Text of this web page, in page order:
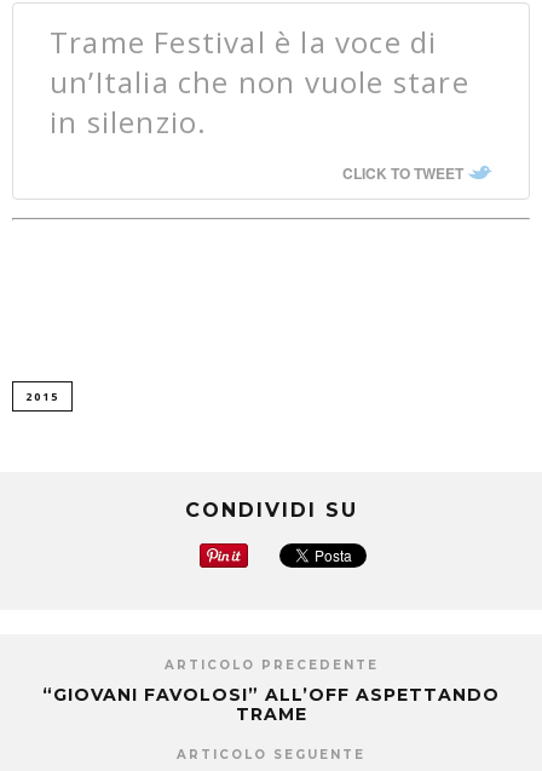
Trame Festival è la voce di
un’Italia che non vuole stare
in silenzio.
CLICK TO TWEET
2015
CONDIVIDI SU
ARTICOLO PRECEDENTE
“GIOVANI FAVOLOSI” ALL’OFF ASPETTANDO
TRAME
ARTICOLO SEGUENTE